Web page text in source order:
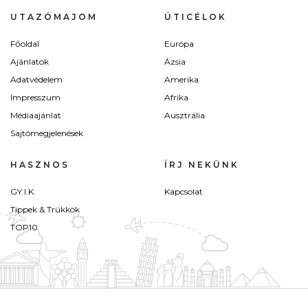
UTAZÓMAJOM
Főoldal
Ajánlatok
Adatvédelem
Impresszum
Médiaajánlat
Sajtómegjelenések
ÚTICÉLOK
Európa
Ázsia
Amerika
Afrika
Ausztrália
HASZNOS
GY.I.K.
Tippek & Trükkök
TOP10
ÍRJ NEKÜNK
Kapcsolat